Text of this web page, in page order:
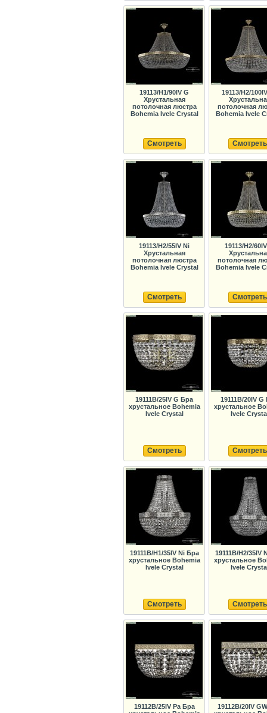
19113/H1/90IV G
Хрустальная
потолочная люстра
Bohemia Ivele Crystal
Смотреть
19113/H2/
потолочная
Bohemia Ivele
Смотреть
19113/H2/55IV Ni
Хрустальная
потолочная люстра
Bohemia Ivele Crystal
Смотреть
19113/H2/
потолочная
Bohemia Ivele
Смотреть
19111B/25IV G Бра
хрустальное Bohemia
Ivele Crystal
Смотреть
19111B/20IV G
хрустальное
Ivele
Смотреть
19111B/H1/35IV Ni Бра
хрустальное Bohemia
Ivele Crystal
Смотреть
19111B/H2/35IV
хрустальное
Ivele
Смотреть
19112B/25IV Pa Бра
19112B/20IV